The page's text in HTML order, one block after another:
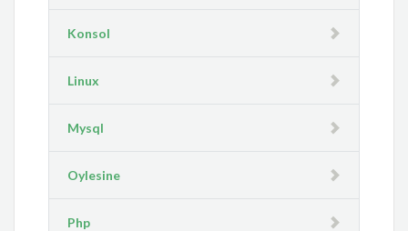
Konsol
Linux
Mysql
Oylesine
Php